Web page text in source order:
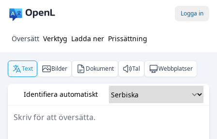
Logga in
Översätt Verktyg Ladda ner Prissättning
Text Bilder Dokument Tal Webbplatser
Identifiera automatiskt